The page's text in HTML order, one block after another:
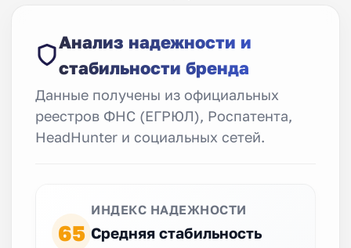
Анализ надежности и
стабильности бренда
Данные получены из официальных
реестров ФНС (ЕГРЮЛ), Роспатента,
HeadHunter и социальных сетей.
65
ИНДЕКС НАДЕЖНОСТИ
Средняя стабильность